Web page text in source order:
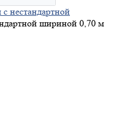
нестандартной
шириной 0,70 м